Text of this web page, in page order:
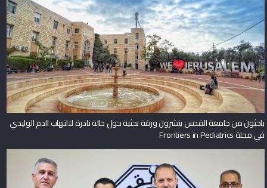
باحثون من جامعة القدس ينشرون ورقة بحثية حول حالة نادرة لالتهاب الدم الوليدي
في مجلة Frontiers in Pediatrics